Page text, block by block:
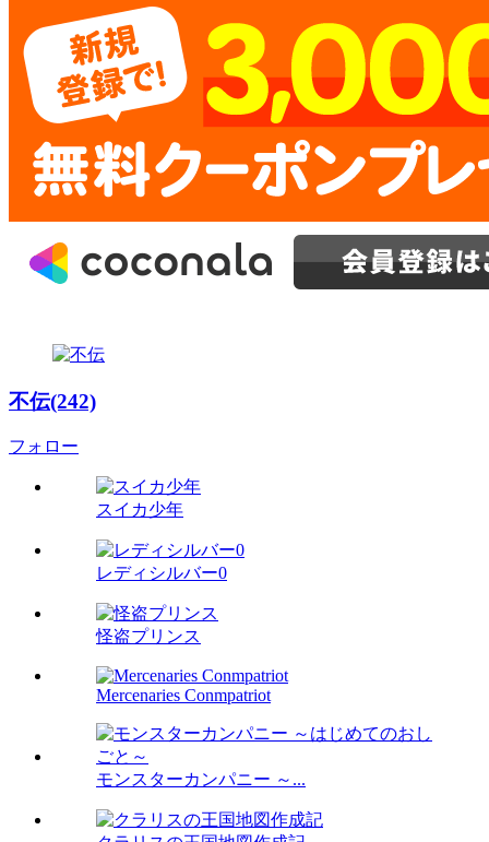
不伝(242)
フォロー
スイカ少年
レディシルバー0
怪盗プリンス
Mercenaries Conmpatriot
モンスターカンパニー ～...